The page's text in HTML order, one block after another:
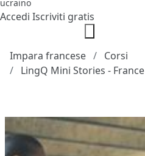
ucraino
Accedi Iscriviti gratis
Impara francese
Corsi
LingQ Mini Stories - France